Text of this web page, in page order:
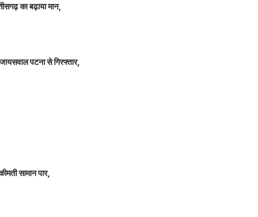
का बढ़ाया मान,
पटना से गिरफ्तार,
सामान पार,